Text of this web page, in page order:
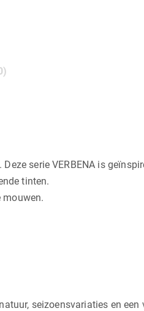
serie VERBENA is
tinten.
mouwen.
seizoensvariaties en